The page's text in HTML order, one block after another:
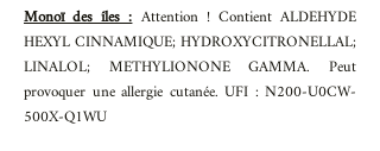
Monoï des îles : Attention ! Contient ALDEHYDE
HEXYL CINNAMIQUE; HYDROXYCITRONELLAL;
LINALOL; METHYLIONONE GAMMA. Peut
provoquer une allergie cutanée. UFI : N200-U0CW-
500X-Q1WU